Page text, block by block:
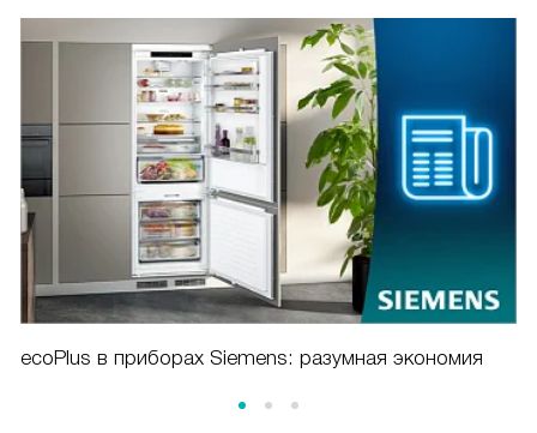
ecoPlus в приборах Siemens: разумная экономия